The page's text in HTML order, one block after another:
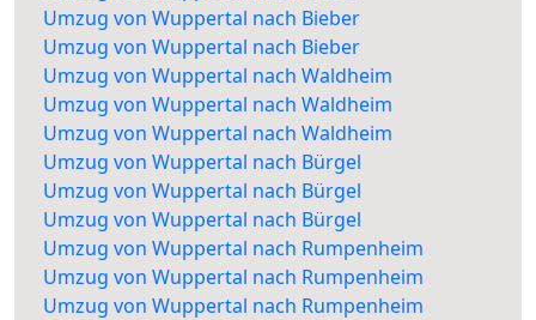
Umzug von Wuppertal nach Bieber
Umzug von Wuppertal nach Bieber
Umzug von Wuppertal nach Waldheim
Umzug von Wuppertal nach Waldheim
Umzug von Wuppertal nach Waldheim
Umzug von Wuppertal nach Bürgel
Umzug von Wuppertal nach Bürgel
Umzug von Wuppertal nach Bürgel
Umzug von Wuppertal nach Rumpenheim
Umzug von Wuppertal nach Rumpenheim
Umzug von Wuppertal nach Rumpenheim